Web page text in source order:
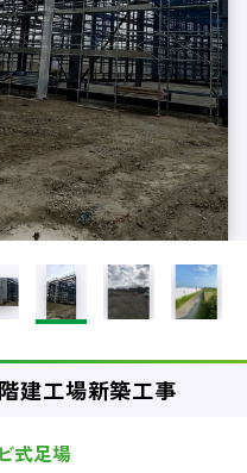
建工場新築工事
式足場